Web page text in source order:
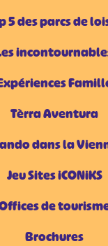
5 des parcs de
Tèrra Aventura
dans la
Jeu Sites iCONiKS
de
Brochures